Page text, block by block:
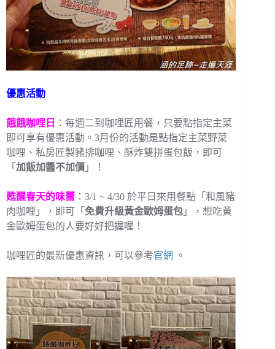
優惠活動
餓餓咖哩日
：每週二到咖哩匠用餐，只要點指定主菜
即可享有優惠活動。3月份的活動是點指定主菜野菜
咖哩、私房匠製豬排咖哩、酥炸雙拼蛋包飯，即可
「 加飯加醬不加價 」！
甦醒春天的味蕾 ：3/1 ~ 4/30 於平日來用餐點「和風豬
肉咖哩」，即可「 免費升級黃金歐姆蛋包 」，想吃黃
金歐姆蛋包的人要好好把握喔！
咖哩匠的最新優惠資訊，可以參考官網 。